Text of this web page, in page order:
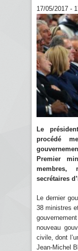
17/05/2017 -
Le
procédé
Premier
membres,
secrétaires
Le dernier
38 ministres
nouveau
civile, dont
Jean-Michel